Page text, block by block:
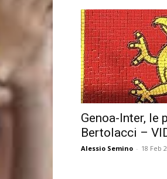
Genoa-Inter, le
Bertolacci –
Alessio Semino - 18 Feb